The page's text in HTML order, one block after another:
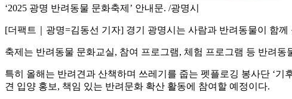
‘2025 광명 반려동물 문화축제’ 안내문. /광명시
[더팩트｜광명=김동선 기자] 경기 광명시는 사람과 반려동물이 함
축제는 반려동물 문화교실, 참여 프로그램, 체험 프로그램 등 반려
특히 올해는 반려견과 산책하며 쓰레기를 줍는 펫플로깅 봉사단 ‘
견 입양 홍보, 책임 있는 반려문화 확산 활동에 참여할 예정이다.